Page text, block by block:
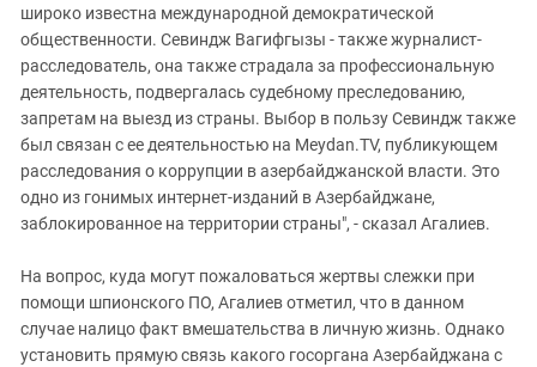
широко известна международной демократической
общественности. Севиндж Вагифгызы - также журналист-
расследователь, она также страдала за профессиональную
деятельность, подвергалась судебному преследованию,
запретам на выезд из страны. Выбор в пользу Севиндж также
был связан с ее деятельностью на Meydan.TV, публикующем
расследования о коррупции в азербайджанской власти. Это
одно из гонимых интернет-изданий в Азербайджане,
заблокированное на территории страны", - сказал Агалиев.
На вопрос, куда могут пожаловаться жертвы слежки при
помощи шпионского ПО, Агалиев отметил, что в данном
случае налицо факт вмешательства в личную жизнь. Однако
установить прямую связь какого госоргана Азербайджана с